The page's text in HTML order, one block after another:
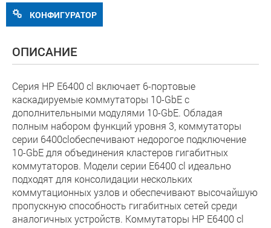
КОНФИГУРАТОР
ОПИСАНИЕ
Серия HP E6400 cl включает 6-портовые
каскадируемые коммутаторы 10-GbE с
дополнительными модулями 10-GbE. Обладая
полным набором функций уровня 3, коммутаторы
серии 6400clобеспечивают недорогое подключение
10-GbE для объединения кластеров гигабитных
коммутаторов. Модели серии E6400 cl идеально
подходят для консолидации нескольких
коммутационных узлов и обеспечивают высочайшую
пропускную способность гигабитных сетей среди
аналогичных устройств. Коммутаторы HP E6400 cl